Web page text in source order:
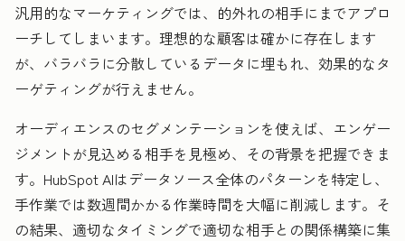
汎用的なマーケティングでは、的外れの相手にまでアプロ
ーチしてしまいます。理想的な顧客は確かに存在します
が、バラバラに分散しているデータに埋もれ、効果的なタ
ーゲティングが行えません。
オーディエンスのセグメンテーションを使えば、エンゲー
ジメントが見込める相手を見極め、その背景を把握できま
す。HubSpot AIはデータソース全体のパターンを特定し、
手作業では数週間かかる作業時間を大幅に削減します。そ
の結果、適切なタイミングで適切な相手との関係構築に集